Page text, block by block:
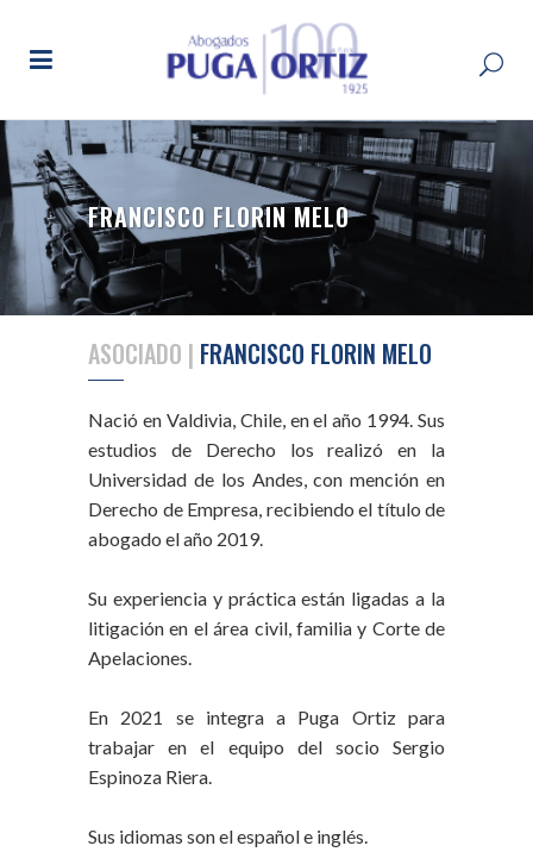
FRANCISCO FLORIN MELO
ASOCIADO | FRANCISCO FLORIN MELO
Nació en Valdivia, Chile, en el año 1994. Sus
estudios de Derecho los realizó en la
Universidad de los Andes, con mención en
Derecho de Empresa, recibiendo el título de
abogado el año 2019.
Su experiencia y práctica están ligadas a la
litigación en el área civil, familia y Corte de
Apelaciones.
En 2021 se integra a Puga Ortiz para
trabajar en el equipo del socio Sergio
Espinoza Riera.
Sus idiomas son el español e inglés.